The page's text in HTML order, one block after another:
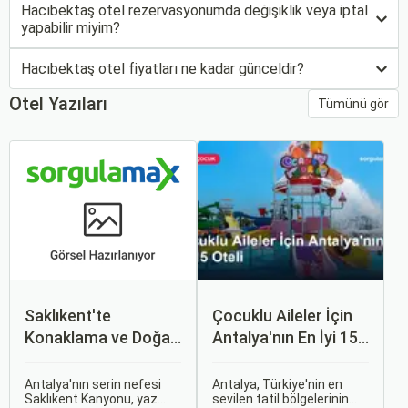
Hacıbektaş otel rezervasyonumda değişiklik veya iptal
yapabilir miyim?
Hacıbektaş otel fiyatları ne kadar günceldir?
Otel Yazıları Tümünü gör
Saklıkent'te
Konaklama ve Doğa
Antalya'nın serin nefesi
Saklıkent Kanyonu, yaz
Çocuklu Aileler İçin
Antalya'nın En İyi 15
Antalya, Türkiye'nin en
sevilen tatil bölgelerinin